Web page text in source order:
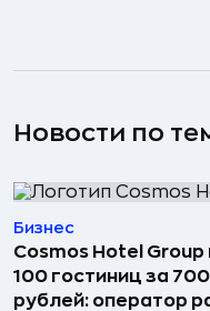
Новости по
Бизнес
Cosmos Hotel Group
100 гостиниц за
рублей: оператор